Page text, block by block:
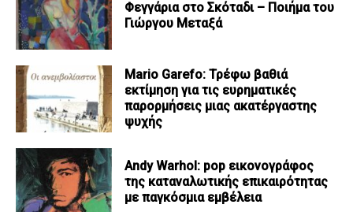
Φεγγάρια στο Σκόταδι – Ποιήμα του
Γιώργου Μεταξά
Mario Garefo: Τρέφω βαθιά
εκτίμηση για τις ευρηματικές
παρορμήσεις μιας ακατέργαστης
ψυχής
Andy Warhol: pop εικονογράφος
της καταναλωτικής επικαιρότητας
με παγκόσμια εμβέλεια